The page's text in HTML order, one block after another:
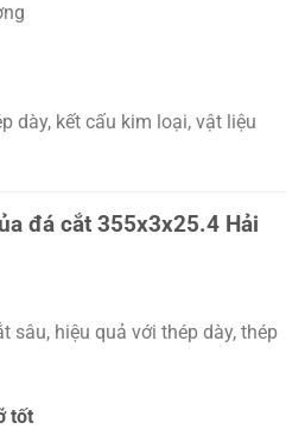
dày, kết cấu kim loại, vật liệu
đá cắt 355x3x25.4 Hải
sâu, hiệu quả với thép dày, thép
tốt